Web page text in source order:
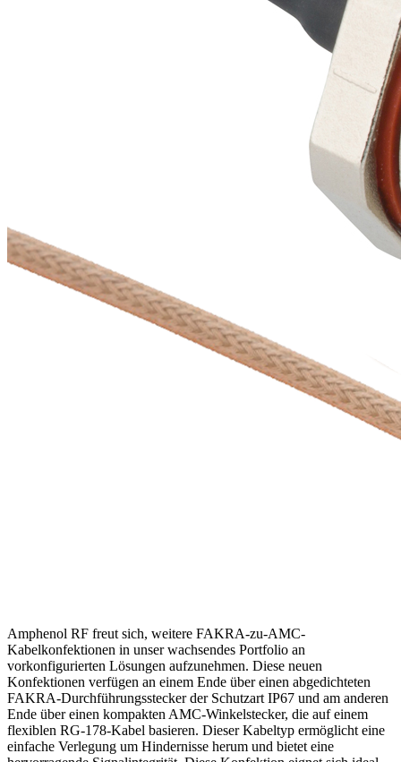
Amphenol RF freut sich, weitere FAKRA-zu-AMC-
Kabelkonfektionen in unser wachsendes Portfolio an
vorkonfigurierten Lösungen aufzunehmen. Diese neuen
Konfektionen verfügen an einem Ende über einen abgedichteten
FAKRA-Durchführungsstecker der Schutzart IP67 und am anderen
Ende über einen kompakten AMC-Winkelstecker, die auf einem
flexiblen RG-178-Kabel basieren. Dieser Kabeltyp ermöglicht eine
einfache Verlegung um Hindernisse herum und bietet eine